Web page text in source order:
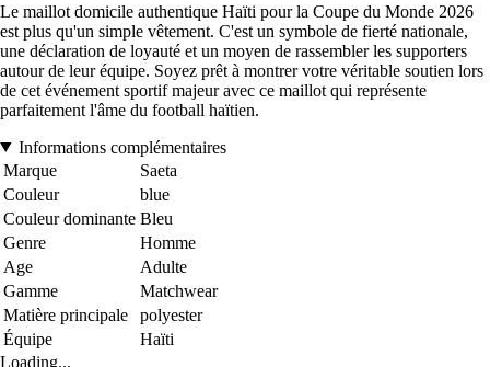
Le maillot domicile authentique Haïti pour la Coupe du Monde 2026
est plus qu'un simple vêtement. C'est un symbole de fierté nationale,
une déclaration de loyauté et un moyen de rassembler les supporters
autour de leur équipe. Soyez prêt à montrer votre véritable soutien lors
de cet événement sportif majeur avec ce maillot qui représente
parfaitement l'âme du football haïtien.
Informations complémentaires
Marque
Saeta
Couleur
blue
Couleur dominante Bleu
Genre
Homme
Age
Adulte
Gamme
Matchwear
Matière principale
polyester
Équipe
Haïti
Loading...